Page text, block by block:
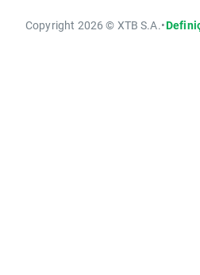
Copyright 2026 © XTB S.A.•